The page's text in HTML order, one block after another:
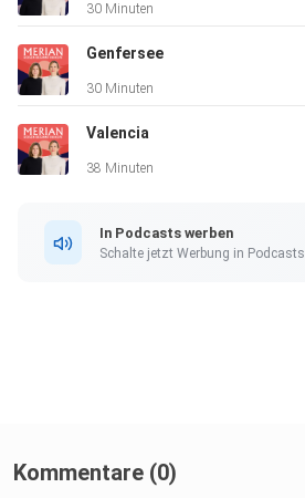
30 Minuten
Genfersee
30 Minuten
Valencia
38 Minuten
In Podcasts werben
Schalte jetzt Werbung in Podcasts.
Kommentare (0)